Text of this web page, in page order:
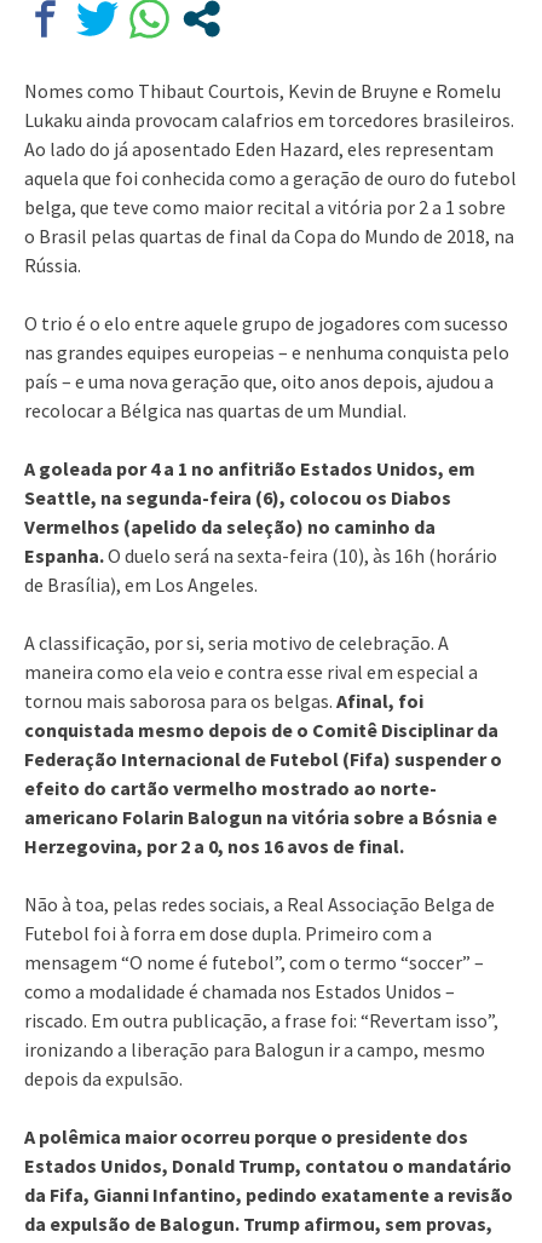
Nomes como Thibaut Courtois, Kevin de Bruyne e Romelu
Lukaku ainda provocam calafrios em torcedores brasileiros.
Ao lado do já aposentado Eden Hazard, eles representam
aquela que foi conhecida como a geração de ouro do futebol
belga, que teve como maior recital a vitória por 2 a 1 sobre
o Brasil pelas quartas de final da Copa do Mundo de 2018, na
Rússia.
O trio é o elo entre aquele grupo de jogadores com sucesso
nas grandes equipes europeias – e nenhuma conquista pelo
país – e uma nova geração que, oito anos depois, ajudou a
recolocar a Bélgica nas quartas de um Mundial.
A goleada por 4 a 1 no anfitrião Estados Unidos, em
Seattle, na segunda-feira (6), colocou os Diabos
Vermelhos (apelido da seleção) no caminho da
Espanha.O duelo será na sexta-feira (10), às 16h (horário
de Brasília), em Los Angeles.
A classificação, por si, seria motivo de celebração. A
maneira como ela veio e contra esse rival em especial a
tornou mais saborosa para os belgas. Afinal, foi
conquistada mesmo depois de o Comitê Disciplinar da
Federação Internacional de Futebol (Fifa) suspender o
efeito do cartão vermelho mostrado ao norte-
americano Folarin Balogun na vitória sobre a Bósnia e
Herzegovina, por 2 a 0, nos 16 avos de final.
Não à toa, pelas redes sociais, a Real Associação Belga de
Futebol foi à forra em dose dupla. Primeiro com a
mensagem “O nome é futebol”, com o termo “soccer” –
como a modalidade é chamada nos Estados Unidos –
riscado. Em outra publicação, a frase foi: “Revertam isso”,
ironizando a liberação para Balogun ir a campo, mesmo
depois da expulsão.
A polêmica maior ocorreu porque o presidente dos
Estados Unidos, Donald Trump, contatou o mandatário
da Fifa, Gianni Infantino, pedindo exatamente a revisão
da expulsão de Balogun. Trump afirmou, sem provas,